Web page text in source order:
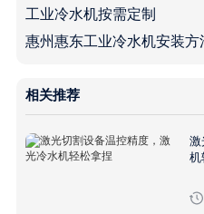
工业冷水机按需定制
惠州惠东工业冷水机安装方
相关推荐
激
机